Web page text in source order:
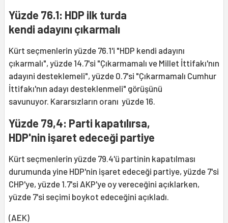
Yüzde 76.1: HDP ilk turda
kendi adayını çıkarmalı
Kürt seçmenlerin yüzde 76.1'i "HDP kendi adayını
çıkarmalı", yüzde 14.7'si "Çıkarmamalı ve Millet İttifakı'nın
adayıni desteklemeli", yüzde 0.7'si "Çıkarmamalı Cumhur
İttifakı'nın adayı desteklenmeli" görüşünü
savunuyor. Kararsızların oranı yüzde 16.
Yüzde 79,4: Parti kapatılırsa,
HDP'nin işaret edeceği partiye
Kürt seçmenlerin yüzde 79.4'ü partinin kapatılması
durumunda yine HDP'nin işaret edeceği partiye, yüzde 7'si
CHP'ye, yüzde 1.7'si AKP'ye oy vereceğini açıklarken,
yüzde 7'si seçimi boykot edeceğini açıkladı.
(AEK)